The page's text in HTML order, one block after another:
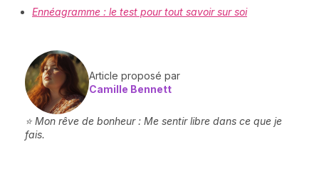
Ennéagramme : le test pour tout savoir sur soi
Article proposé par
Camille Bennett
⭐ Mon rêve de bonheur : Me sentir libre dans ce que je
fais.